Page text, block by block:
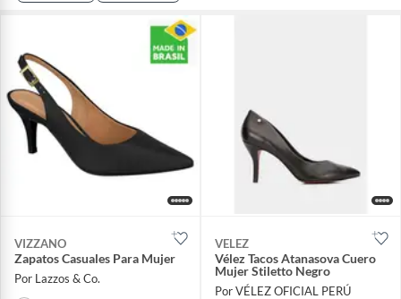
VIZZANO
Zapatos Casuales Para Mujer
Por Lazzos & Co.
VELEZ
Vélez Tacos Atanasova Cuero
Mujer Stiletto Negro
Por VÉLEZ OFICIAL PERÚ